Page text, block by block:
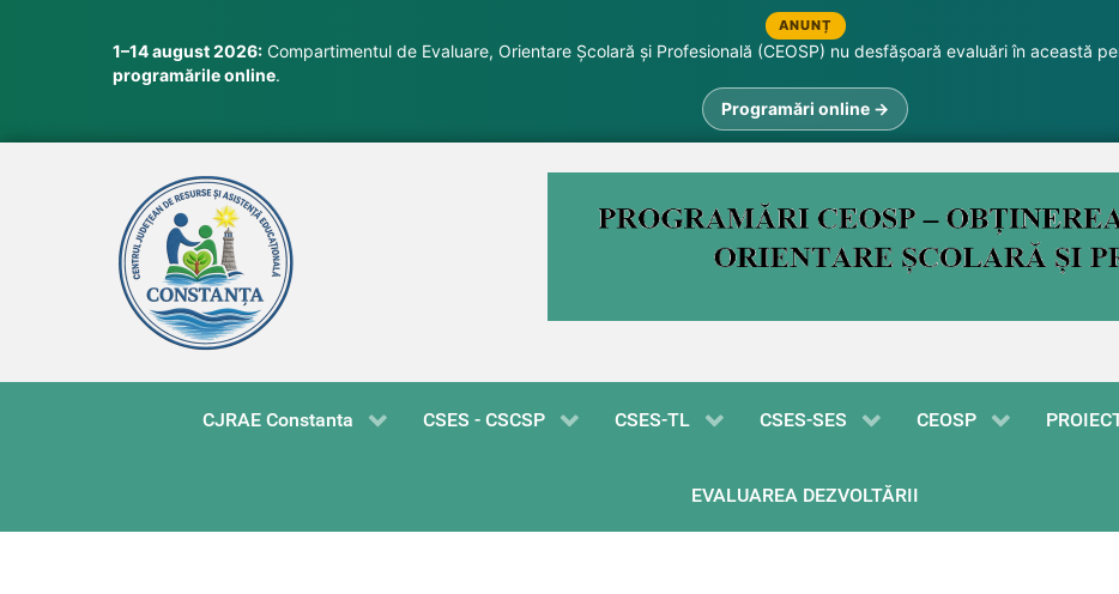
ANUNȚ
1–14 august 2026: Compartimentul de Evaluare, Orientare Școlară și Profesională (CEOSP) nu desfășoară evaluări în această
programările online.
Programări online →
CJRAE Constanta CSES - CSCSP CSES-TL CSES-SES CEOSP
EVALUAREA DEZVOLTĂRII